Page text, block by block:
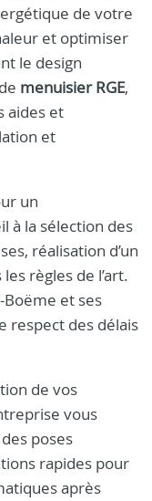
de votre
et optimiser
le design
menuisier RGE,
aides et
et
un
à la sélection des
réalisation d’un
règles de l’art.
et ses
respect des délais
de vos
vous
poses
rapides pour
après